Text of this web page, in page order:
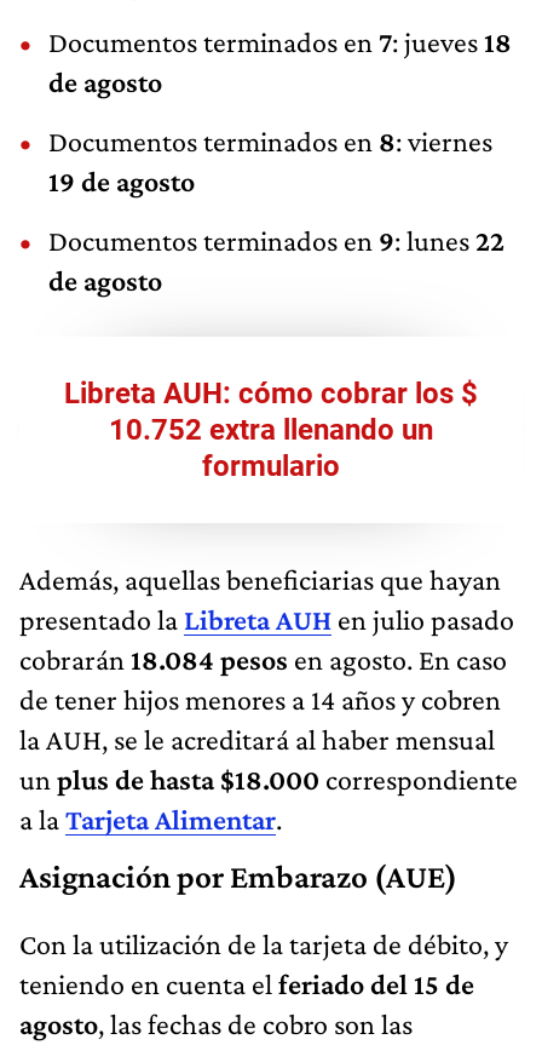
Documentos terminados en 7: jueves18
de agosto
Documentos terminados en 8: viernes
19 de agosto
Documentos terminados en 9: lunes22
de agosto
Libreta AUH: cómo cobrar los $
10.752 extra llenando un
formulario
Además, aquellas beneficiarias que hayan
presentado la Libreta AUH en julio pasado
cobrarán 18.084 pesos en agosto. En caso
de tener hijos menores a 14 años y cobren
la AUH, se le acreditará al haber mensual
un plus de hasta $18.000 correspondiente
a laTarjeta Alimentar.
Asignación por Embarazo (AUE)
Con la utilización de la tarjeta de débito, y
teniendo en cuenta el feriado del 15 de
agosto, las fechas de cobro son las